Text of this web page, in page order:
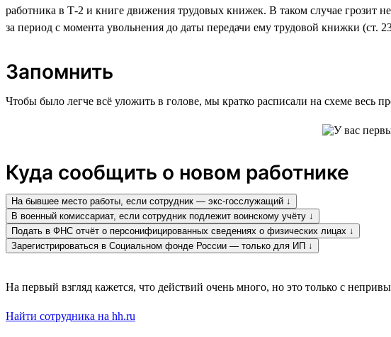
работника в Т-2 и книге движения трудовых книжек. В таком случае грозит
за период с момента увольнения до даты передачи ему трудовой книжки (ст.
Запомнить
Чтобы было легче всё уложить в голове, мы кратко расписали на схеме весь
Куда сообщить о новом работнике
На бывшее место работы, если сотрудник — экс-госслужащий ↓
В военный комиссариат, если сотрудник подлежит воинскому учёту ↓
Подать в ФНС отчёт о персонифицированных сведениях о физических лицах ↓
Зарегистрироваться в Социальном фонде России — только для ИП ↓
На первый взгляд кажется, что действий очень много, но это только с
Найти сотрудника на hh.ru